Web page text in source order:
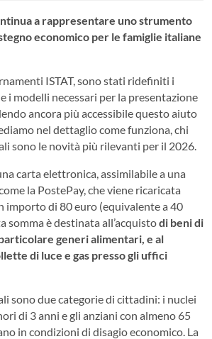
a rappresentare uno strumento
economico per le famiglie italiane
ISTAT, sono stati ridefiniti i
e i modelli necessari per la presentazione
ancora più accessibile questo aiuto
nel dettaglio come funziona, chi
sono le novità più rilevanti per il 2026.
carta elettronica, assimilabile a una
la PostePay, che viene ricaricata
importo di 80 euro (equivalente a 40
somma è destinata all’acquistodi beni di
generi alimentari, e al
di luce e gas presso gli uffici
sono due categorie di cittadini: i nuclei
di 3 anni e gli anziani con almeno 65
in condizioni di disagio economico. La